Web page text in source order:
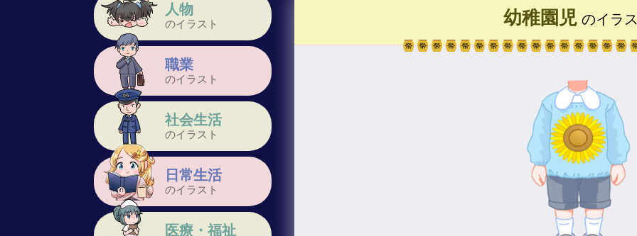
人物
のイラスト
職業
のイラスト
社会生活
のイラスト
日常生活
のイラスト
医療・福祉
幼稚園児 のイラ